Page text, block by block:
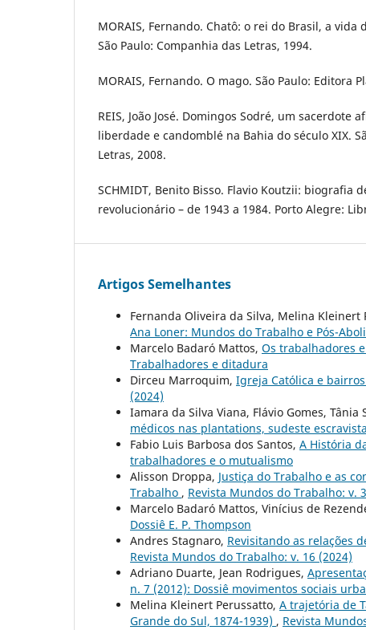
MORAIS, Fernando. Chatô: o rei do Brasil, a vida
São Paulo: Companhia das Letras, 1994.
MORAIS, Fernando. O mago. São Paulo: Editora
REIS, João José. Domingos Sodré, um sacerdote
liberdade e candomblé na Bahia do século XIX.
Letras, 2008.
SCHMIDT, Benito Bisso. Flavio Koutzii: biografia
revolucionário – de 1943 a 1984. Porto Alegre:
Artigos Semelhantes
Fernanda Oliveira da Silva, Melina Kleinert
Ana Loner: Mundos do Trabalho e Pós-
Marcelo Badaró Mattos, Os trabalhadores
Trabalhadores e ditadura
Dirceu Marroquim, Igreja Católica e
(2024)
Iamara da Silva Viana, Flávio Gomes, Tânia
médicos nas plantations, sudeste
Fabio Luis Barbosa dos Santos, A História
trabalhadores e o mutualismo
Alisson Droppa, Justiça do Trabalho e as
Trabalho , Revista Mundos do Trabalho:
Marcelo Badaró Mattos, Vinícius de
Dossiê E. P. Thompson
Andres Stagnaro, Revisitando as relações
Revista Mundos do Trabalho: v. 16 (2024)
Adriano Duarte, Jean Rodrigues,
n. 7 (2012): Dossiê movimentos sociais
Melina Kleinert Perussatto, A trajetória de
Grande do Sul, 1874-1939) , Revista